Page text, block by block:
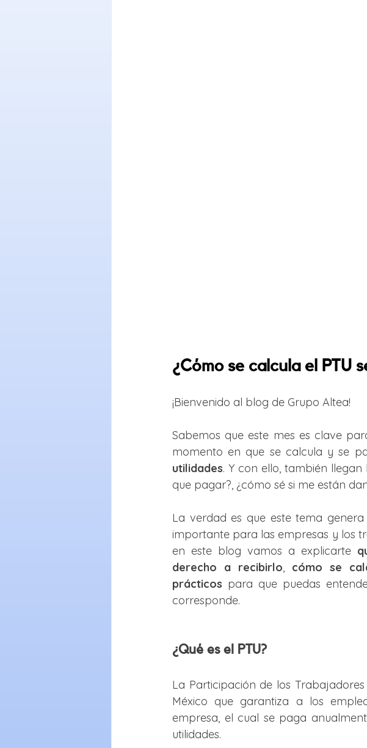
¿Cómo se calcula el PTU
¡Bienvenido al blog de Grupo Altea!
Sabemos que este mes es clave
momento en que se calcula y se
utilidades. Y con ello, también
que pagar?, ¿cómo sé si me están
La verdad es que este tema
importante para las empresas y los
en este blog vamos a explicarte
derecho a recibirlo, cómo se
prácticos para que puedas
corresponde.
¿Qué es el PTU?
La Participación de los
México que garantiza a los
empresa, el cual se paga
utilidades.